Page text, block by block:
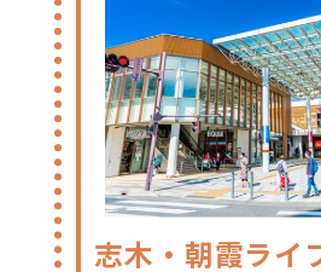
志木・朝霞ライ